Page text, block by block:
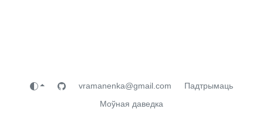
vramanenka@gmail.com
Падтрымаць
Моўная даведка